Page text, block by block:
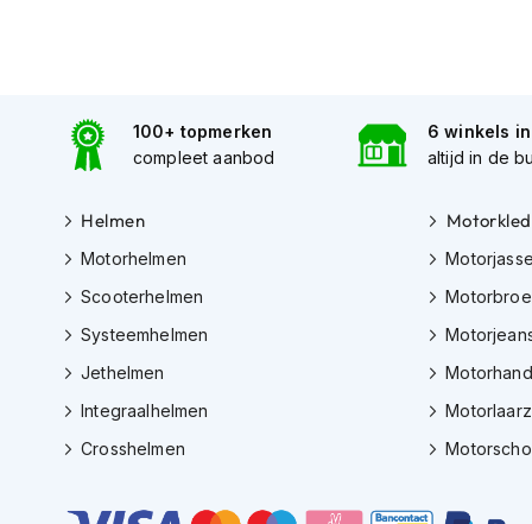
Heren
motorbroeken
motorbroeken
Doorwaai
Waterdichte
motorbroeken
motorbroeken
Textiel
100+ topmerken
compleet aanbod
6 winkels in
altijd in de
Helmen
Motorhelmen
Scooterhelmen
Systeemhelmen
Jethelmen
Integraalhelmen
Crosshelmen